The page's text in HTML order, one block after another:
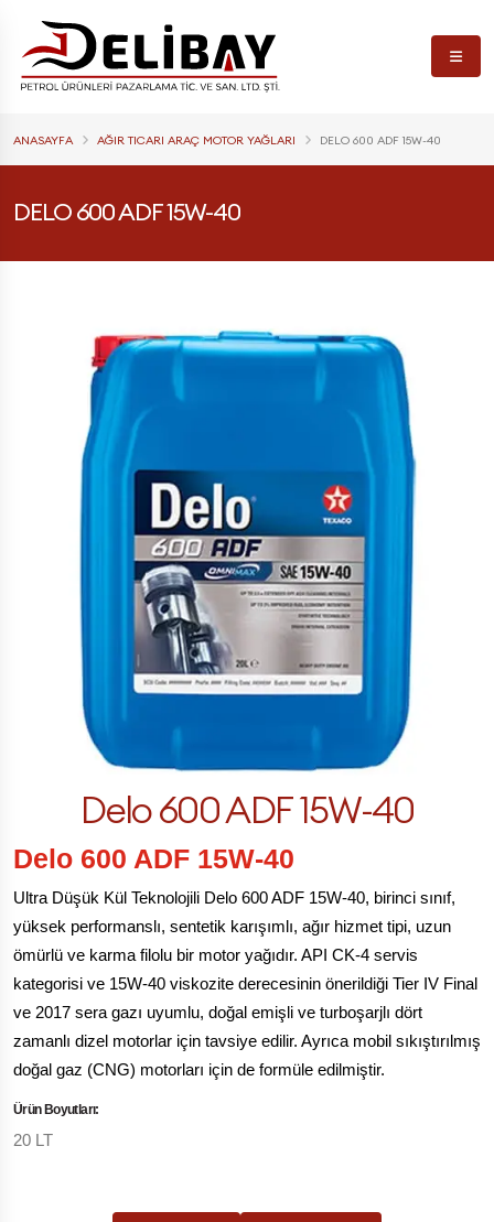
ANASAYFA AĞIR TICARI ARAÇ MOTOR YAĞLARI DELO 600 ADF 15W-40
DELO 600 ADF 15W-40
Delo 600 ADF 15W-40
Delo 600 ADF 15W-40
Ultra Düşük Kül Teknolojili Delo 600 ADF 15W-40, birinci sınıf,
yüksek performanslı, sentetik karışımlı, ağır hizmet tipi, uzun
ömürlü ve karma filolu bir motor yağıdır. API CK-4 servis
kategorisi ve 15W-40 viskozite derecesinin önerildiği Tier IV Final
ve 2017 sera gazı uyumlu, doğal emişli ve turboşarjlı dört
zamanlı dizel motorlar için tavsiye edilir. Ayrıca mobil sıkıştırılmış
doğal gaz (CNG) motorları için de formüle edilmiştir.
Ürün Boyutları:
20 LT